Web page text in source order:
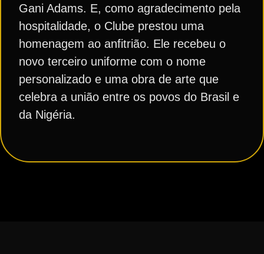
Gani Adams. E, como agradecimento pela
hospitalidade, o Clube prestou uma
homenagem ao anfitrião. Ele recebeu o
novo terceiro uniforme com o nome
personalizado e uma obra de arte que
celebra a união entre os povos do Brasil e
da Nigéria.